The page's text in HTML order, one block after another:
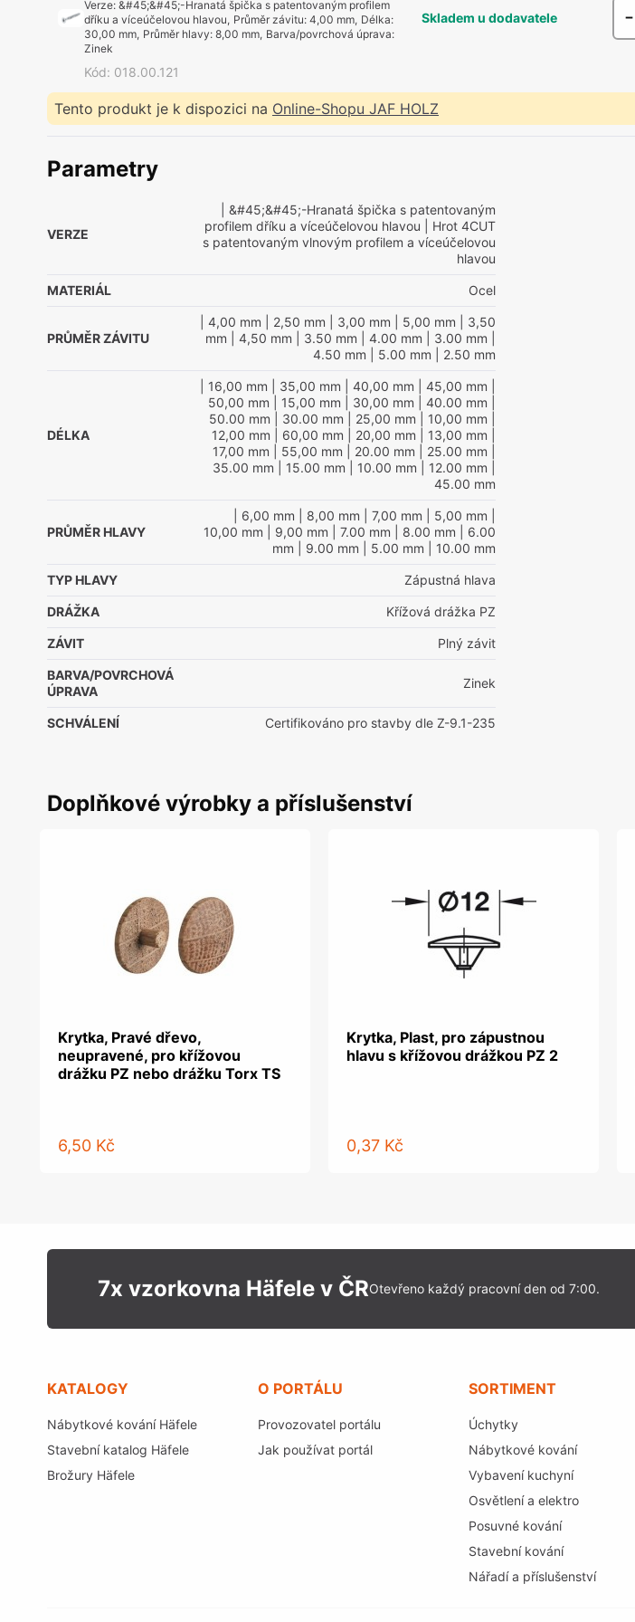
Verze: &#45;&#45;-Hranatá špička s patentovaným profilem
dříku a víceúčelovou hlavou, Průměr závitu: 4,00 mm, Délka:
30,00 mm, Průměr hlavy: 8,00 mm, Barva/povrchová úprava:
Zinek
Kód: 018.00.121
Skladem u dodavatele -
Tento produkt je k dispozici na Online-Shopu JAF HOLZ
Parametry
VERZE
| &#45;&#45;-Hranatá špička s patentovaným
profilem dříku a víceúčelovou hlavou | Hrot 4CUT
s patentovaným vlnovým profilem a víceúčelovou
hlavou
MATERIÁL Ocel
PRŮMĚR ZÁVITU
| 4,00 mm | 2,50 mm | 3,00 mm | 5,00 mm | 3,50
mm | 4,50 mm | 3.50 mm | 4.00 mm | 3.00 mm
4.50 mm | 5.00 mm | 2.50 mm
DÉLKA
| 16,00 mm | 35,00 mm | 40,00 mm | 45,00 mm
50,00 mm | 15,00 mm | 30,00 mm | 40.00 mm
50.00 mm | 30.00 mm | 25,00 mm | 10,00 mm
12,00 mm | 60,00 mm | 20,00 mm | 13,00 mm
17,00 mm | 55,00 mm | 20.00 mm | 25.00 mm
35.00 mm | 15.00 mm | 10.00 mm | 12.00 mm
45.00 mm
PRŮMĚR HLAVY
| 6,00 mm | 8,00 mm | 7,00 mm | 5,00 mm
10,00 mm | 9,00 mm | 7.00 mm | 8.00 mm | 6.00
mm | 9.00 mm | 5.00 mm | 10.00 mm
TYP HLAVY Zápustná hlava
DRÁŽKA Křížová drážka PZ
ZÁVIT Plný závit
BARVA/POVRCHOVÁ
ÚPRAVA
Zinek
SCHVÁLENÍ Certifikováno pro stavby dle Z-9.1-235
Doplňkové výrobky a příslušenství
Krytka, Pravé dřevo,
neupravené, pro křížovou
drážku PZ nebo drážku Torx TS
6,50 Kč
Krytka, Plast, pro zápustnou
hlavu s křížovou drážkou PZ 2
0,37 Kč
7x vzorkovna Häfele v ČROtevřeno každý pracovní den od 7:00.
KATALOGY
Nábytkové kování Häfele
Stavební katalog Häfele
Brožury Häfele
O PORTÁLU
Provozovatel portálu
Jak používat portál
SORTIMENT
Úchytky
Nábytkové kování
Vybavení kuchyní
Osvětlení a elektro
Posuvné kování
Stavební kování
Nářadí a příslušenství